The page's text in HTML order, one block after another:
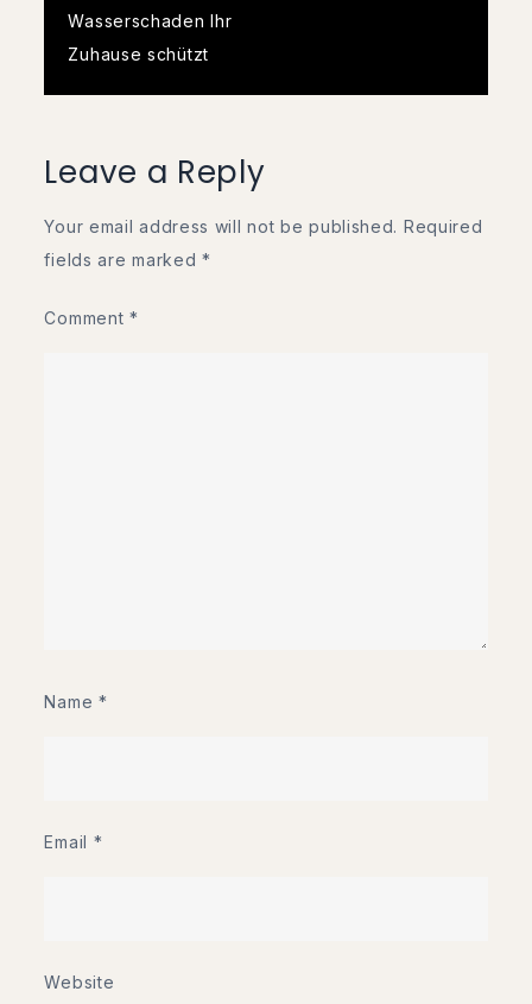
Wasserschaden Ihr
Zuhause schützt
Leave a Reply
Your email address will not be published. Required
fields are marked*
Comment*
Name *
Email *
Website